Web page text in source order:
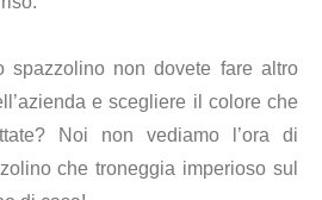
spazzolino non dovete fare altro
e scegliere il colore che
Noi non vediamo l’ora di
che troneggia imperioso sul